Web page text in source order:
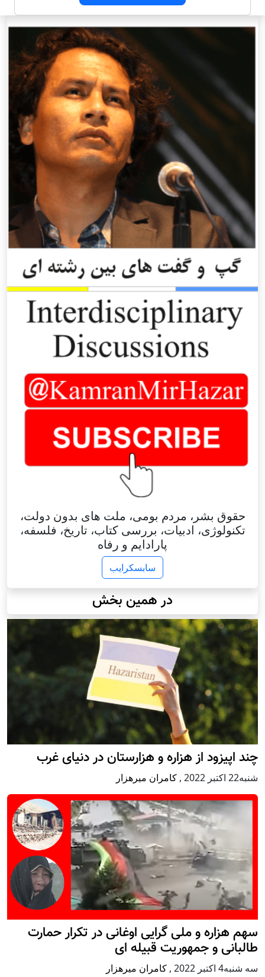
حقوق بشر، مردم بومی، ملت های بدون دولت،
تکنولوژی، ادبیات، بررسی کتاب، تاریخ، فلسفه،
پارادایم و رفاه
سابسکرایب
در همین بخش
چند اپیزود از هزاره و هزارستان در دنیای غرب
شنبه22 اكتبر 2022 , کامران میرهزار
سهم هزاره و ملی گرایی اوغانی در تکرار حمارت
طالبانی و جمهوریت قبیله ای
سه شنبه4 اكتبر 2022 , کامران میرهزار